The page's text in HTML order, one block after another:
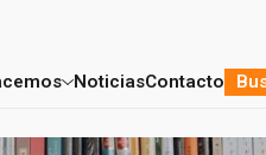
Estratégica y
NoticiasContacto